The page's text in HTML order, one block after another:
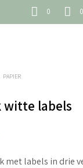
0 0
PAPIER
witte labels
met labels in drie